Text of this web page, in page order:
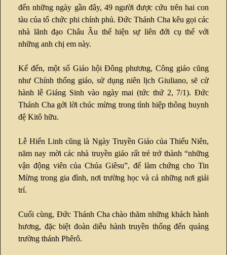
đến những ngày gần đây, 49 người được cứu trên hai con
tàu của tổ chức phi chính phủ. Đức Thánh Cha kêu gọi các
nhà lãnh đạo Châu Âu thể hiện sự liên đới cụ thể với
những anh chị em này.
Kế đến, một số Giáo hội Đông phương, Công giáo cũng
như Chính thống giáo, sử dụng niên lịch Giuliano, sẽ cử
hành lễ Giáng Sinh vào ngày mai (tức thứ 2, 7/1). Đức
Thánh Cha gởi lời chúc mừng trong tình hiệp thông huynh
đệ Kitô hữu.
Lễ Hiển Linh cũng là Ngày Truyền Giáo của Thiếu Niên,
năm nay mời các nhà truyền giáo rất trẻ trở thành “những
vận động viên của Chúa Giêsu”, để làm chứng cho Tin
Mừng trong gia đình, nơi trường học và cả những nơi giải
trí.
Cuối cùng, Đức Thánh Cha chào thăm những khách hành
hương, đặc biệt đoàn diễu hành truyền thống đến quảng
trường thánh Phêrô.